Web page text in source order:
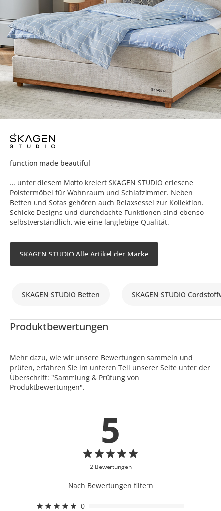
function made beautiful
… unter diesem Motto kreiert SKAGEN STUDIO erlesene
Polstermöbel für Wohnraum und Schlafzimmer. Neben
Betten und Sofas gehören auch Relaxsessel zur Kollektion.
Schicke Designs und durchdachte Funktionen sind ebenso
selbstverständlich, wie eine langlebige Qualität.
SKAGEN STUDIO Alle Artikel der Marke
SKAGEN STUDIO Betten SKAGEN STUDIO
Produktbewertungen
Mehr dazu, wie wir unsere Bewertungen sammeln und
prüfen, erfahren Sie im unteren Teil unserer Seite unter der
Überschrift: "Sammlung & Prüfung von
Produktbewertungen".
5
2 Bewertungen
Nach Bewertungen filtern
0